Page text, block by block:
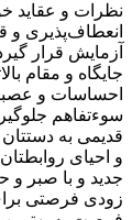
نظرات و عقاید
انعطاف‌پذیری و
آزمایش قرار
جایگاه و مقام
احساسات و
سوءتفاهم
قدیمی به
و احیای
جدید و با صبر و
زودی فرصتی